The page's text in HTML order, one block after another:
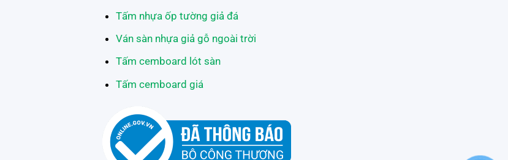
Tấm nhựa ốp tường giả đá
Ván sàn nhựa giả gỗ ngoài trời
Tấm cemboard lót sàn
Tấm cemboard giá